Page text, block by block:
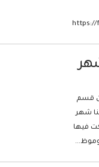
قسم
شهر
فيها